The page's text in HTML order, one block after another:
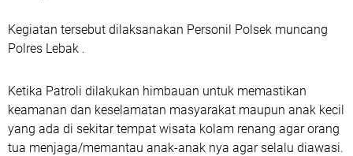
Kegiatan tersebut dilaksanakan Personil Polsek muncang
Polres Lebak .
Ketika Patroli dilakukan himbauan untuk memastikan
keamanan dan keselamatan masyarakat maupun anak kecil
yang ada di sekitar tempat wisata kolam renang agar orang
tua menjaga/memantau anak-anak nya agar selalu diawasi.